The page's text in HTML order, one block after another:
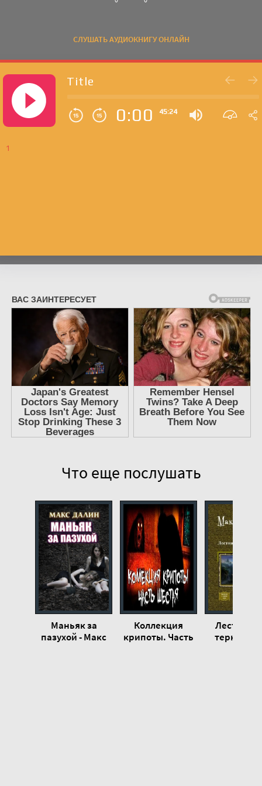
СЛУШАТЬ АУДИОКНИГУ ОНЛАЙН
Title
0:00 45:24
1
Что еще послушать
Маньяк за
пазухой - Макс
Коллекция
крипоты. Часть
Лестница